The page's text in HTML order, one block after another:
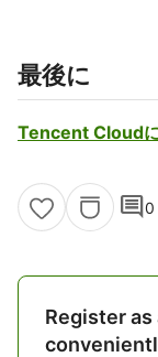
最後に
Tencent Cloud
comment0
Register as